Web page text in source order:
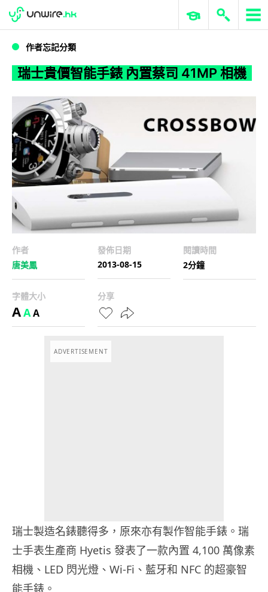
瑞士貴價智能手錶 內置蔡司 41MP 相機
WWDC 2026 ERP 與商業 AI
作者忘記分類
瑞士貴價智能手錶 內置蔡司 41MP 相機
作者
唐美鳳
發佈日期
2013-08-15
閱讀時間
2分鐘
字體大小
AAA
分享
ADVERTISEMENT
瑞士製造名錶聽得多，原來亦有製作智能手錶。瑞
士手表生產商 Hyetis 發表了一款內置 4,100 萬像素
相機、LED 閃光燈、Wi-Fi、藍牙和 NFC 的超豪智
能手錶。